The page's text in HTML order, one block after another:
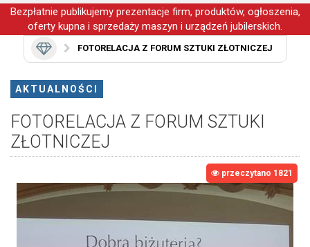
Bezpłatnie publikujemy prezentacje firm, produktów, ogłoszenia,
oferty kupna i sprzedaży maszyn i urządzeń jubilerskich.
FOTORELACJA Z FORUM SZTUKI ZŁOTNICZEJ
AKTUALNOŚCI
FOTORELACJA Z FORUM SZTUKI
ZŁOTNICZEJ
przeczytano 1821